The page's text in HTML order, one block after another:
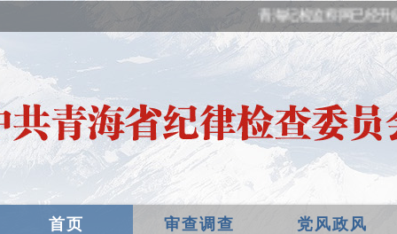
青海纪检监察网已经升
首页 审查调查 党风政风